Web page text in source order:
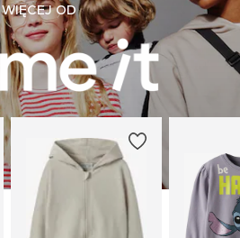
WIĘCEJ OD